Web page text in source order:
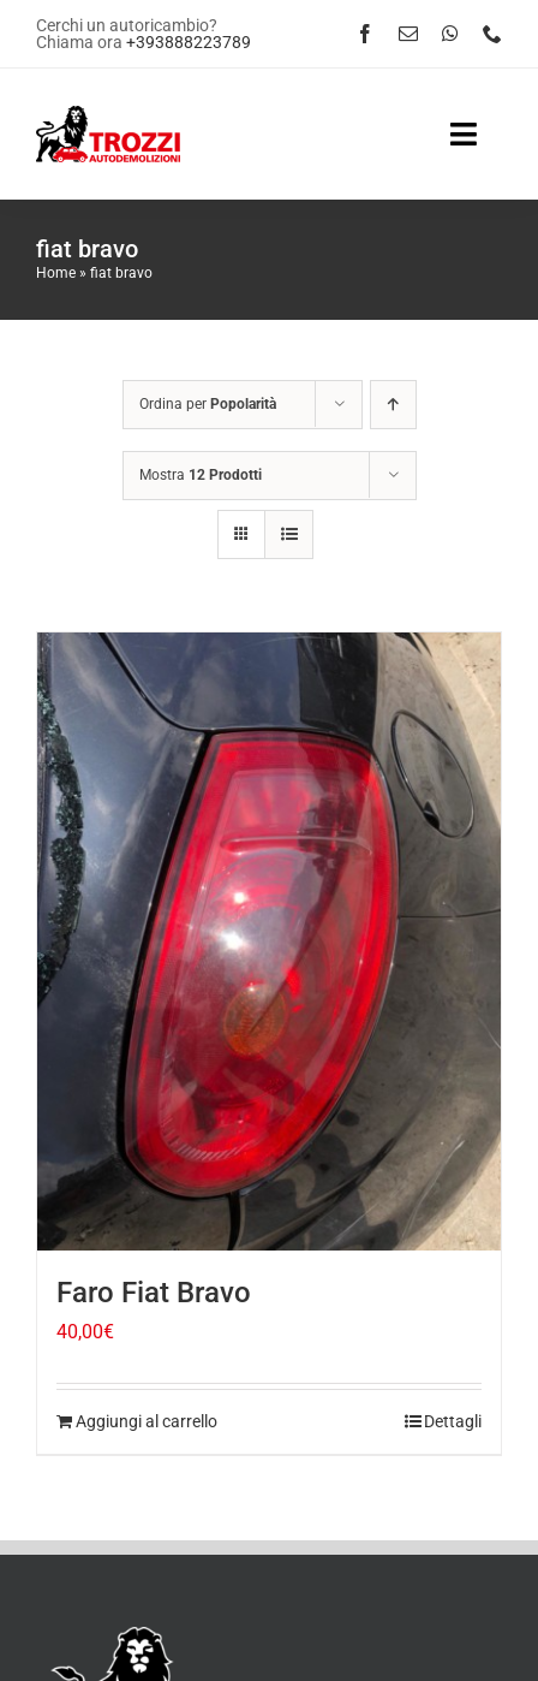
SaltaCerchi un autoricambio?
Chiama ora +393888223789
Toggle
fiat bravo
Home » fiat bravo
Ordina per Popolarità
Mostra 12 Prodotti
Faro Fiat Bravo
40,00€
Aggiungi al carrello Dettagli